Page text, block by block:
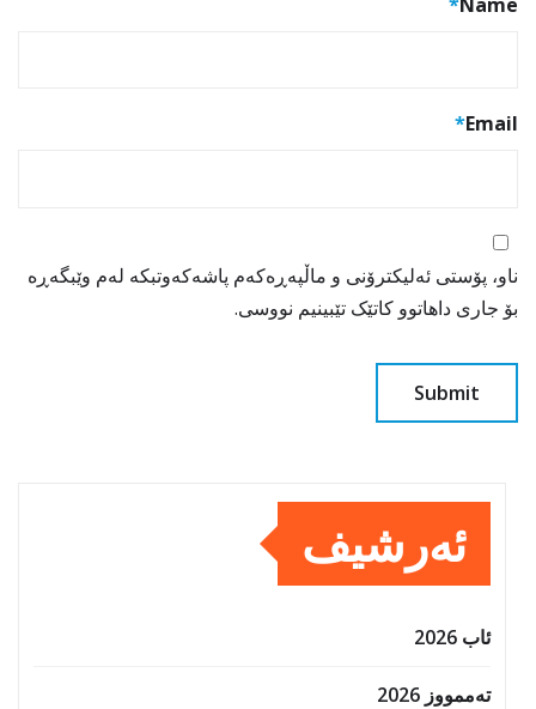
Email
*
ناو، پۆستی ئەلیکترۆنی و ماڵپەڕەکەم پاشەکەوتبکە لەم وێبگەڕە
بۆ جاری داهاتوو کاتێک تێبینیم نووسی.
ئەرشیف
ئاب 2026
تەممووز 2026